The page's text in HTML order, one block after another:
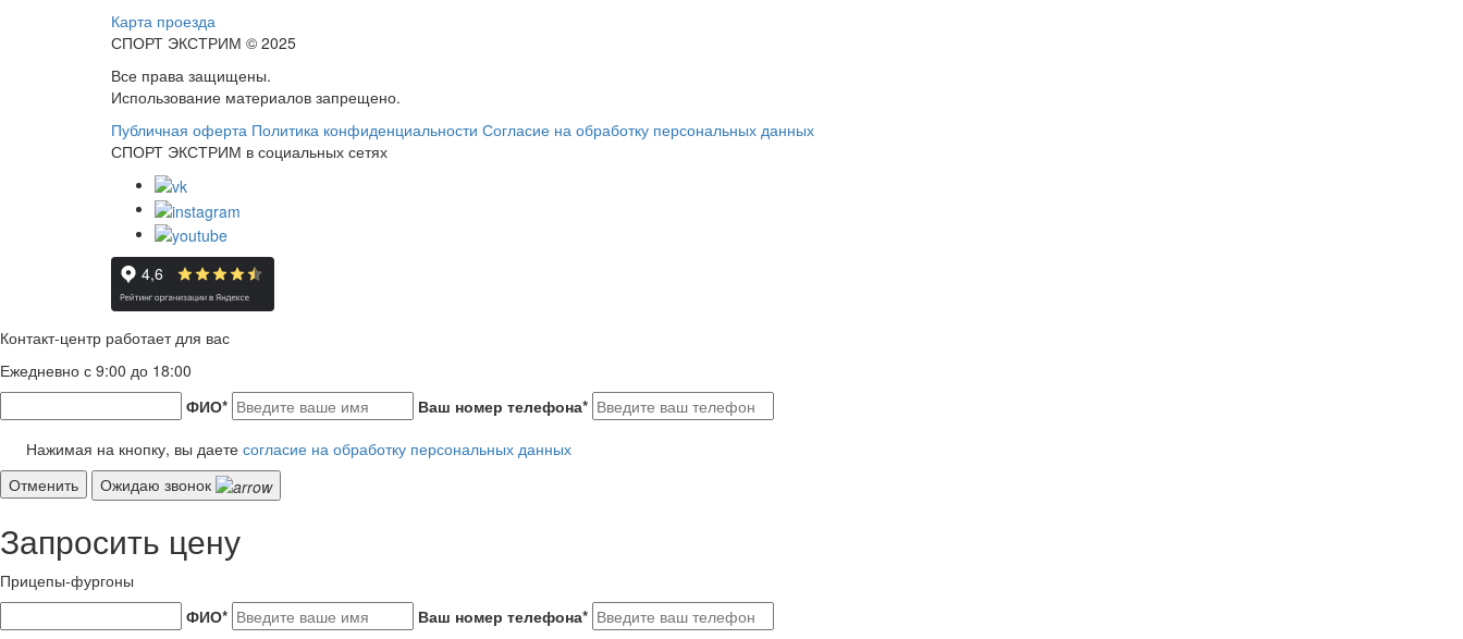
Карта проезда
СПОРТ ЭКСТРИМ © 2025
Все права защищены.
Использование материалов запрещено.
Публичная оферта Политика конфиденциальности Согласие на обработку персональных данных
СПОРТ ЭКСТРИМ в социальных сетях
Контакт-центр работает для вас
Ежедневно с 9:00 до 18:00
ФИО* Ваш номер телефона*
Нажимая на кнопку, вы даете согласие на обработку персональных данных
Отменить
Ожидаю звонок
Запросить цену
Прицепы-фургоны
ФИО* Ваш номер телефона*